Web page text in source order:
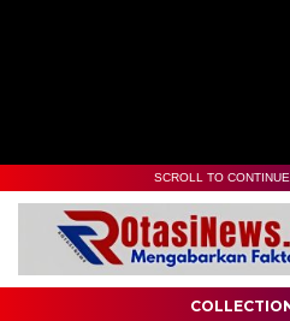
SCROLL TO